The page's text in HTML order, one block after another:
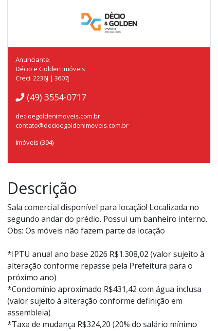
Anunciante:
Décio e Golden Imóveis
Creci: 2236J | 3607J
(49) 3554-0717
decioegoldenimoveis.com.br
contato@decioegoldenimoveis.com.br
Imóveis (394)
Descrição
Sala comercial disponível para locação! Localizada no
segundo andar do prédio. Possui um banheiro interno.
Obs: Os móveis não fazem parte da locação
*IPTU anual ano base 2026 R$1.308,02 (valor sujeito à
alteração conforme repasse pela Prefeitura para o
próximo ano)
*Condomínio aproximado R$431,42 com água inclusa
(valor sujeito à alteração conforme definição em
assembleia)
*Taxa de mudança R$324,20 (20% do salário mínimo